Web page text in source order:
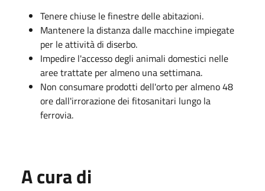
Tenere chiuse le finestre delle abitazioni.
Mantenere la distanza dalle macchine impiegate
per le attività di diserbo.
Impedire l'accesso degli animali domestici nelle
aree trattate per almeno una settimana.
Non consumare prodotti dell'orto per almeno 48
ore dall'irrorazione dei fitosanitari lungo la
ferrovia.
A cura di